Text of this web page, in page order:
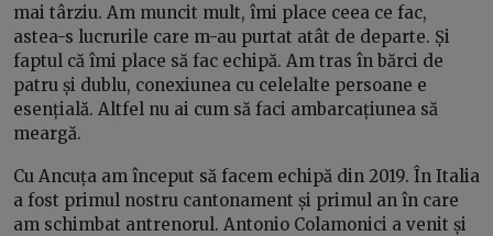
mai târziu. Am muncit mult, îmi place ceea ce fac,
astea-s lucrurile care m-au purtat atât de departe. Și
faptul că îmi place să fac echipă. Am tras în bărci de
patru și dublu, conexiunea cu celelalte persoane e
esențială. Altfel nu ai cum să faci ambarcațiunea să
meargă.
Cu Ancuța am început să facem echipă din 2019. În Italia
a fost primul nostru cantonament și primul an în care
am schimbat antrenorul. Antonio Colamonici a venit și